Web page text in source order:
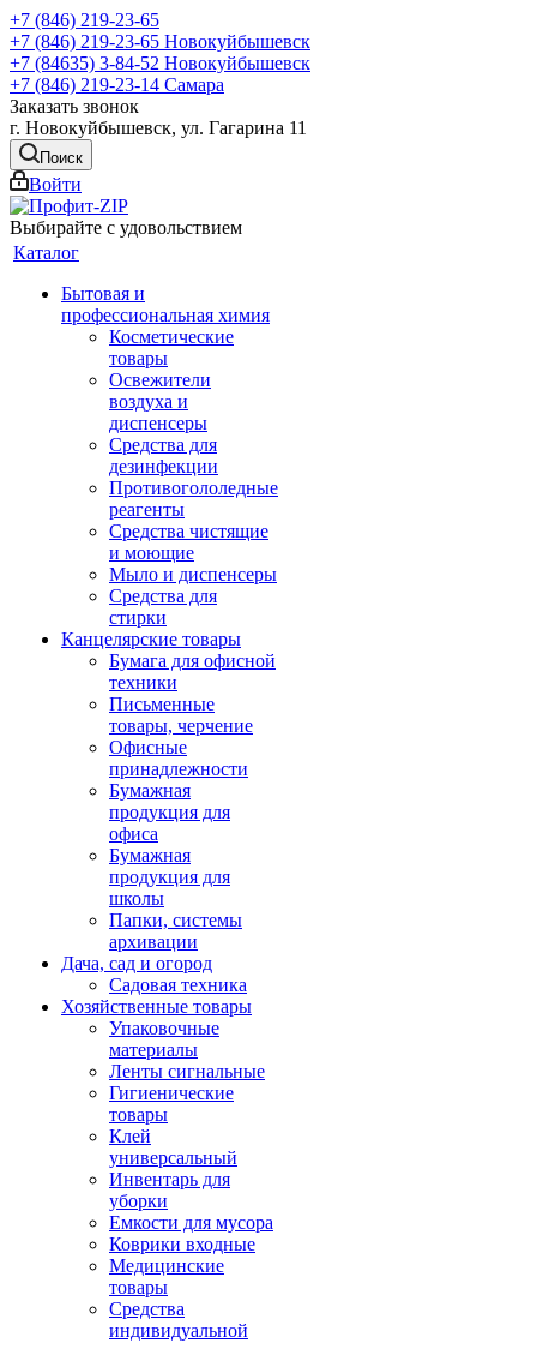
+7 (846) 219-23-65
+7 (846) 219-23-65 Новокуйбышевск
+7 (84635) 3-84-52 Новокуйбышевск
+7 (846) 219-23-14 Самара
Заказать звонок
г. Новокуйбышевск, ул. Гагарина 11
Поиск
Войти
Выбирайте с удовольствием
Каталог
Бытовая и
профессиональная химия
Косметические
товары
Освежители
воздуха и
диспенсеры
Средства для
дезинфекции
Противогололедные
реагенты
Средства чистящие
и моющие
Мыло и диспенсеры
Средства для
стирки
Канцелярские товары
Бумага для офисной
техники
Письменные
товары, черчение
Офисные
принадлежности
Бумажная
продукция для
офиса
Бумажная
продукция для
школы
Папки, системы
архивации
Дача, сад и огород
Садовая техника
Хозяйственные товары
Упаковочные
материалы
Ленты сигнальные
Гигиенические
товары
Клей
универсальный
Инвентарь для
уборки
Емкости для мусора
Коврики входные
Медицинские
товары
Средства
индивидуальной